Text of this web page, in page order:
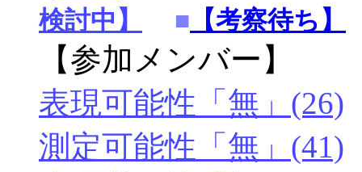
検討中】
■ 【考察待ち】
【参加メンバー】
表現可能性「無」(26)
測定可能性「無」(41)